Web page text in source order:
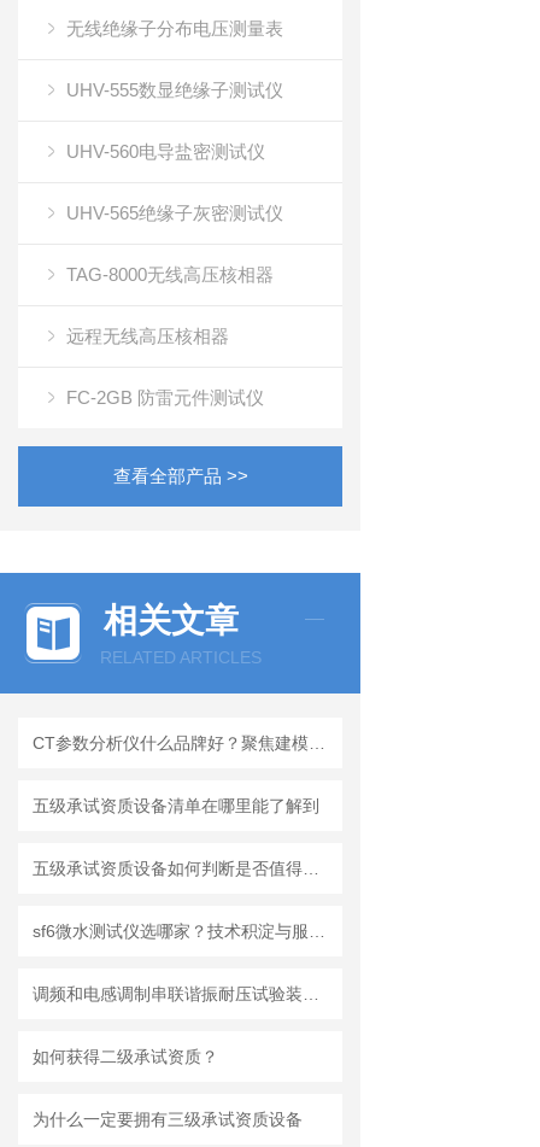
无线绝缘子分布电压测量表
UHV-555数显绝缘子测试仪
UHV-560电导盐密测试仪
UHV-565绝缘子灰密测试仪
TAG-8000无线高压核相器
远程无线高压核相器
FC-2GB 防雷元件测试仪
查看全部产品 >>
相关文章
RELATED ARTICLES
五级承试资质设备清单在哪里能了解到
如何获得二级承试资质？
为什么一定要拥有三级承试资质设备